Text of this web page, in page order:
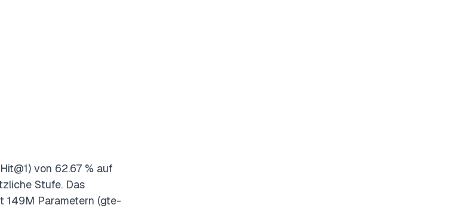
von 62.67 % auf
Stufe. Das
149M Parametern (gte-